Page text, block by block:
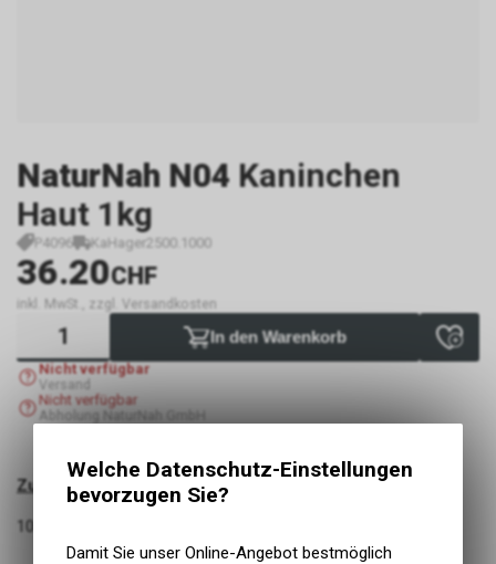
NaturNah N04 Kaninchen
Haut 1kg
P4096 KaHager2500.1000
36.20CHF
inkl. MwSt., zzgl. Versandkosten
In den Warenkorb
Nicht verfügbar
Versand
Nicht verfügbar
Abholung NaturNah GmbH
Zusammensetzung:
100% Kaninchen, getrocknet
Welche Datenschutz-Einstellungen
bevorzugen Sie?
Damit Sie unser Online-Angebot bestmöglich